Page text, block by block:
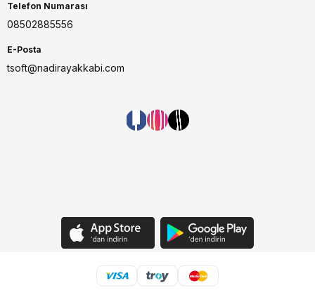
Telefon Numarası
08502885556
E-Posta
tsoft@nadirayakkabi.com